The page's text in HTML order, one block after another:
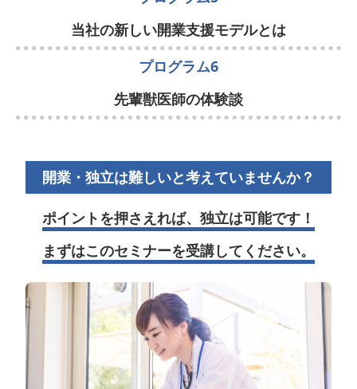
当社の新しい開業支援モデルとは
プログラム6
先輩獣医師の体験談
開業・独立は難しいと考えていませんか？
ポイントを押さえれば、独立は可能です！
まずはこのセミナーを受講してください。